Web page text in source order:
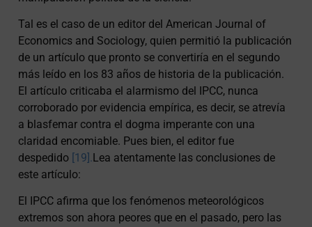
Tal es el caso de un editor del American Journal of
Economics and Sociology, quien permitió la publicación
de un artículo que pronto se convertiría en el segundo
más leído en los 83 años de historia de la publicación.
El artículo criticaba el alarmismo del IPCC, nunca
corroborado por evidencia empírica, es decir, se atrevía
a blasfemar contra el dogma imperante con una
claridad encomiable. Pues bien, el editor fue
despedido [19].Lea atentamente las conclusiones de
este artículo:
El IPCC afirma que los fenómenos meteorológicos
extremos son ahora peores que en el pasado, pero las